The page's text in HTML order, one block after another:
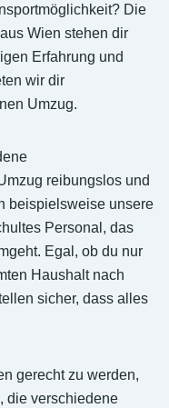
Die
Wien stehen dir
Erfahrung und
wir dir
Umzug.
reibungslos und
beispielsweise unsere
Personal, das
Egal, ob du nur
Haushalt nach
sicher, dass alles
gerecht zu werden,
die verschiedene